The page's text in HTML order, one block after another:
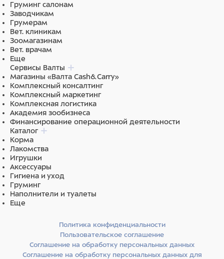
Груминг салонам
Заводчикам
Грумерам
Вет. клиникам
Зоомагазинам
Вет. врачам
Еще
Сервисы Валты
Магазины «Валта Cash&Carry»
Комплексный консалтинг
Комплексный маркетинг
Комплексная логистика
Академия зообизнеса
Финансирование операционной деятельности
Каталог
Корма
Лакомства
Игрушки
Аксессуары
Гигиена и уход
Груминг
Наполнители и туалеты
Еще
Политика конфиденциальности
Пользовательское соглашение
Соглашение на обработку персональных данных
Соглашение на обработку персональных данных для